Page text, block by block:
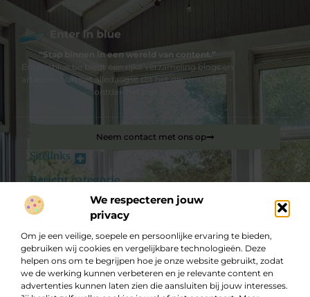
We respecteren jouw
privacy
Om je een veilige, soepele en persoonlijke ervaring te bieden,
gebruiken wij cookies en vergelijkbare technologieën. Deze
helpen ons om te begrijpen hoe je onze website gebruikt, zodat
we de werking kunnen verbeteren en je relevante content en
advertenties kunnen laten zien die aansluiten bij jouw interesses.
“Stap binnen in een wereld van content.”
Enterinblue.be biedt een rijke verzameling blogs en
artikelen. Van het alledaagse tot het onverwachte –
ontdek het hier.
Sitelinks
Software Developer
Designmeubelen in Gent combineren tot één harmonieus
geheel
Uitstekend verzekerd voor tandheelkundige hulp
Bericht categorie
Neem contact met ons op